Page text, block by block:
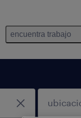
encuentra trabajo